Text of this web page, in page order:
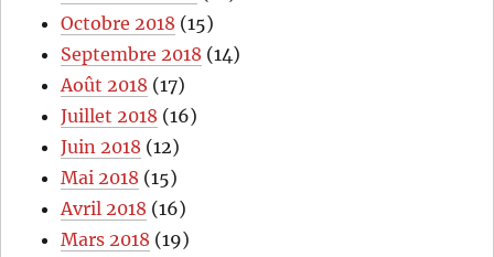
Octobre 2018 (15)
Septembre 2018 (14)
Août 2018 (17)
Juillet 2018 (16)
Juin 2018 (12)
Mai 2018 (15)
Avril 2018 (16)
Mars 2018 (19)